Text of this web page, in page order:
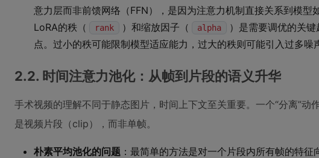
意力层而非前馈网络（FFN），是因为注意力机制直接关系到模型
LoRA的秩（
rank ）和缩放因子（ alpha ）是需要调优的关
点。过小的秩可能限制模型适应能力，过大的秩则可能引入过多噪
2.2. 时间注意力池化：从帧到片段的语义升华
手术视频的理解不同于静态图片，时间上下文至关重要。一个“分离”
是视频片段（clip），而非单帧。
朴素平均池化的问题 ：最简单的方法是对一个片段内所有帧的特